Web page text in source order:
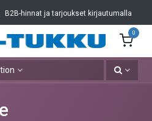
B2B-hinnat ja tarjoukset kirjautumalla
0